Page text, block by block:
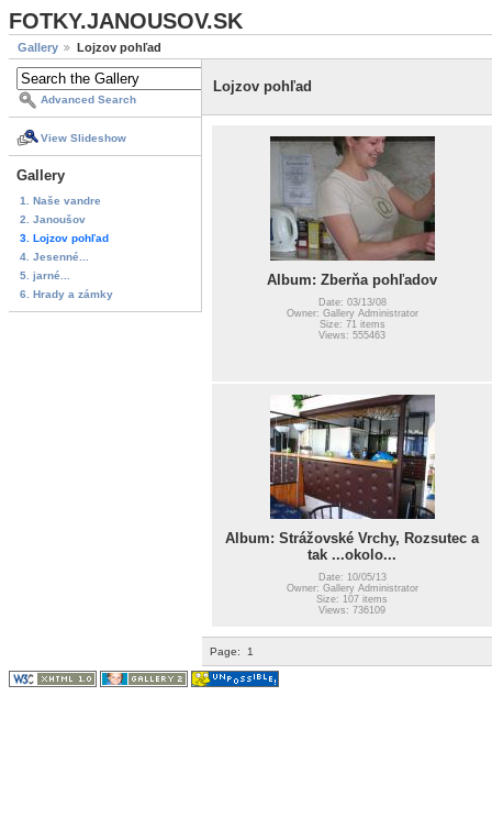
FOTKY.JANOUSOV.SK
Gallery Lojzov pohľad
Advanced Search
View Slideshow
Gallery
1. Naše vandre
2. Janoušov
3. Lojzov pohľad
4. Jesenné...
5. jarné...
6. Hrady a zámky
Lojzov pohľad
Album: Zberňa pohľadov
Date: 03/13/08
Owner: Gallery Administrator
Size: 71 items
Views: 555463
Album: Strážovské Vrchy, Rozsutec a
tak ...okolo...
Date: 10/05/13
Owner: Gallery Administrator
Size: 107 items
Views: 736109
Page: 1